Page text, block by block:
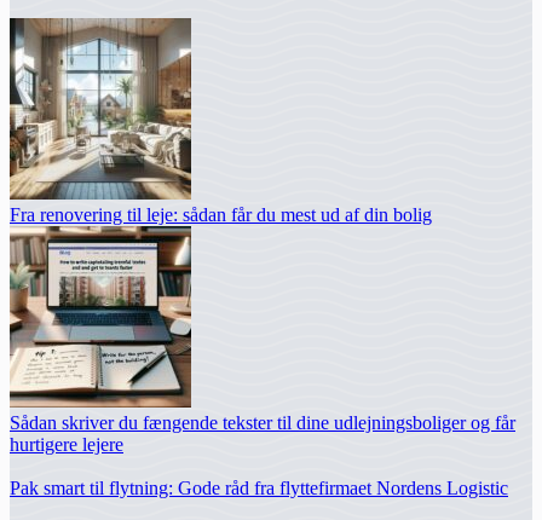
Fra renovering til leje: sådan får du mest ud af din bolig
Sådan skriver du fængende tekster til dine udlejningsboliger og får
hurtigere lejere
Pak smart til flytning: Gode råd fra flyttefirmaet Nordens Logistic